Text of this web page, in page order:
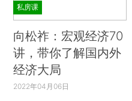
私房课
向松祚：宏观经济70
讲，带你了解国内外
经济大局
2022年04月06日